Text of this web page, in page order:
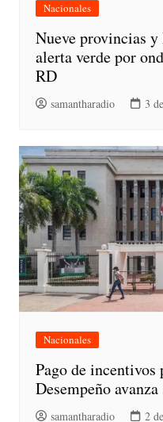
Nacionales
Nueve provincias
alerta verde por
RD
samantharadio 3
Nacionales
Pago de
Desempeño
samantharadio 2